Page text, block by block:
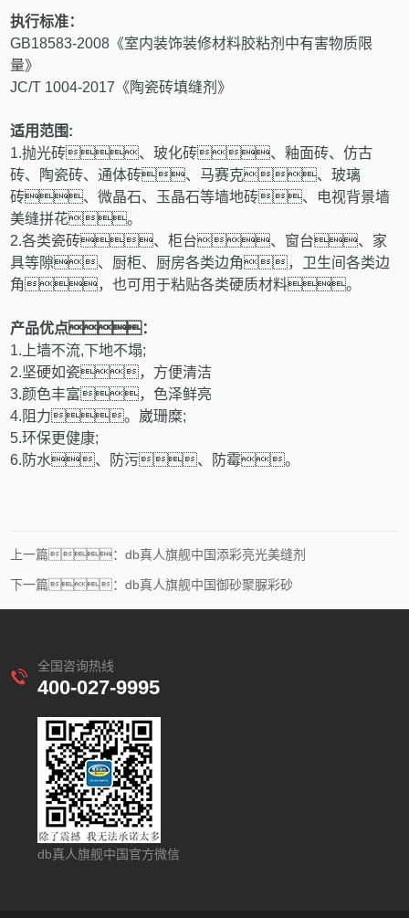
执行标准：
GB18583-2008 《室内装饰装修材料胶粘剂中有害物质限
量》
JC/T 1004-2017 《陶瓷砖填缝剂》
适用范围:
1.抛光砖、玻化砖、釉面砖、仿古
砖、陶瓷砖、通体砖、马赛克、玻璃
砖、微晶石、玉晶石等墙地砖、电视背景墙
美缝拼花。
2.各类瓷砖、柜台、窗台、家
具等隙、厨柜、厨房各类边角，卫生间各类边
角，也可用于粘贴各类硬质材料。
产品优点：
1. 上墙不流,下地不塌;
2.坚硬如瓷，方便清洁
3.颜色丰富，色泽鲜亮
4. 阻力。崴珊糜;
5.环保更健康;
6. 防水、防污、防霉。
上一篇：db真人旗舰中国添彩亮光美缝剂
下一篇：db真人旗舰中国御砂聚脲彩砂
全国咨询热线
400-027-9995
db真人旗舰中国官方微信